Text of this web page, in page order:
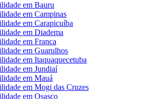
em Bauru
em Campinas
em Carapicuíba
em Diadema
em Franca
em Guarulhos
em Itaquaquecetuba
em Jundiaí
em Mauá
em Mogi das Cruzes
em Osasco